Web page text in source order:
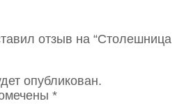
отзыв на “Столешница
опубликован.
*